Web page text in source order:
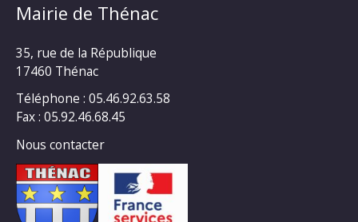
Mairie de Thénac
35, rue de la République
17460 Thénac
Téléphone : 05.46.92.63.58
Fax : 05.92.46.68.45
Nous contacter